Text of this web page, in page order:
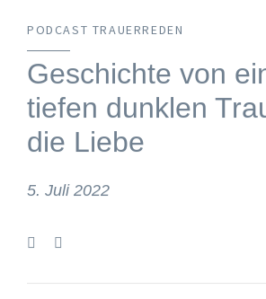
PODCAST TRAUERREDEN
Geschichte von
tiefen dunklen
die Liebe
5. Juli 2022